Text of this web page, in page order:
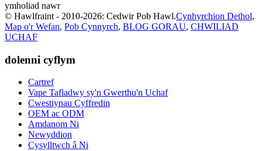
ymholiad nawr
© Hawlfraint - 2010-2026: Cedwir Pob Hawl.Cynhyrchion Dethol,
Map o'r Wefan, Pob Cynnyrch, BLOG GORAU, CHWILIAD
UCHAF
dolenni cyflym
Cartref
Vape Tafladwy sy'n Gwerthu'n Uchaf
Cwestiynau Cyffredin
OEM ac ODM
Amdanom Ni
Newyddion
Cysylltwch â Ni